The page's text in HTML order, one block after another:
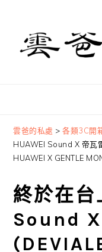
primary
navigation
content
primary
sidebar
雲爸的私處 >各類3C開
HUAWEI Sound X 帝瓦
HUAWEI X GENTLE
終於在台
Sound